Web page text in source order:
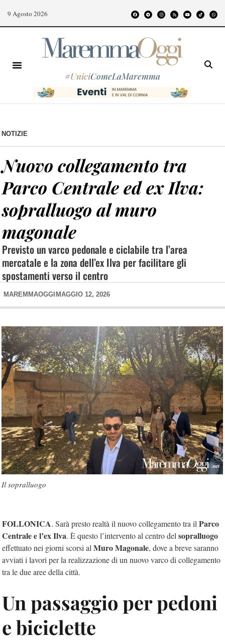
9 Agosto 2026
#UniciComeLaMaremma
NOTIZIE
Nuovo collegamento tra
Parco Centrale ed ex Ilva:
sopralluogo al muro
magonale
Previsto un varco pedonale e ciclabile tra l’area
mercatale e la zona dell’ex Ilva per facilitare gli
spostamenti verso il centro
MAREMMAOGGI MAGGIO 12, 2026
Il sopralluogo
FOLLONICA. Sarà presto realtà il nuovo collegamento tra ilParco
Centrale e l’ex Ilva. È questo l’intervento al centro delsopralluogo
effettuato nei giorni scorsi alMuro Magonale, dove a breve saranno
avviati i lavori per la realizzazione di un nuovo varco di collegamento
tra le due aree della città.
Un passaggio per pedoni
e biciclette